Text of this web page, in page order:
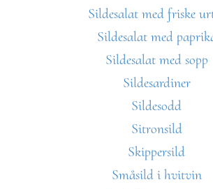
Sildesalat med friske
Sildesalat med
Sildesalat med sopp
Sildesardiner
Sildesodd
Sitronsild
Skippersild
Småsild i hvitvin